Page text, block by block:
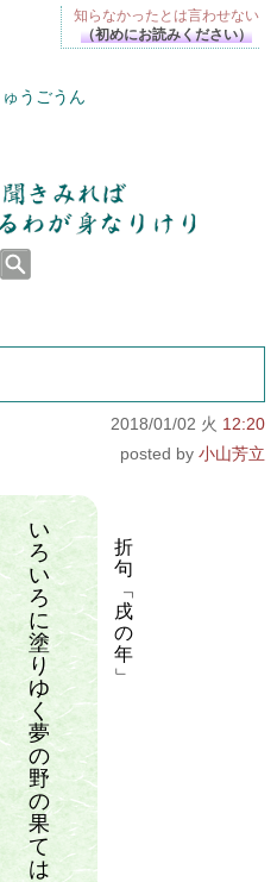
うごうん
ば遊ばれ暮るるわが
り
2018/01/02 火 12:20
小山芳立
折
句
「
戌
の
年
」
い
ろ
い
ろ
に
塗
り
ゆ
く
夢
の
野
の
果
て
は
知らなかったとは言わせない
（初めにお読みください）